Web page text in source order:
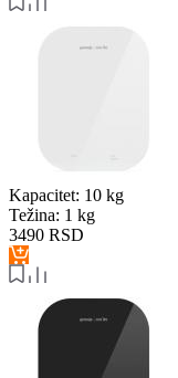
Kapacitet: 10 kg
Težina: 1 kg
3490 RSD